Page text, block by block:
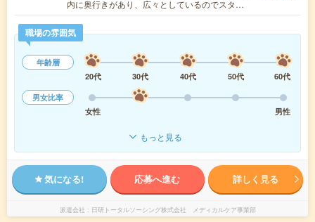
内に奥行きがあり、広々としているのでスタ…
職場の雰囲気
年齢層
20代
30代 40代 50代
60代
男女比率
女性
男性
もっと見る
気になる! 応募へ進む 詳しく見る
派遣会社 日研トータルソーシング株式会社 メディカルケア事業部